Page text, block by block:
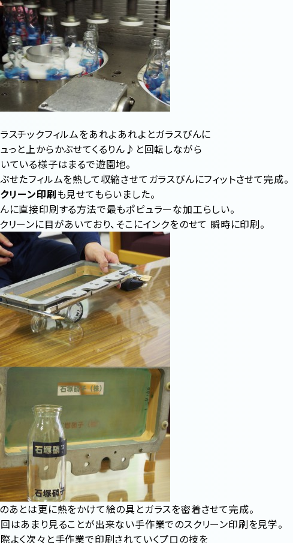
スチックフィルムをあれよあれよとガラスびんに
っと上からかぶせてくるりん♪と回転しながら
ている様子はまるで遊園地。
せたフィルムを熱して収縮させてガラスびんにフィットさせて完成。
リーン印刷も見せてもらいました。
に直接印刷する方法で最もポピュラーな加工らしい。
リーンに目があいており、そこにインクをのせて 瞬時に印刷。
あとは更に熱をかけて絵の具とガラスを密着させて完成。
はあまり見ることが出来ない手作業でのスクリーン印刷を見学。
よく次々と手作業で印刷されていくプロの技を